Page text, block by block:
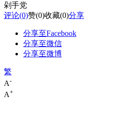
剁手党
评论(0)赞(0)收藏(0)分享
分享至Facebook
分享至微信
分享至微博
繁
A-
A+